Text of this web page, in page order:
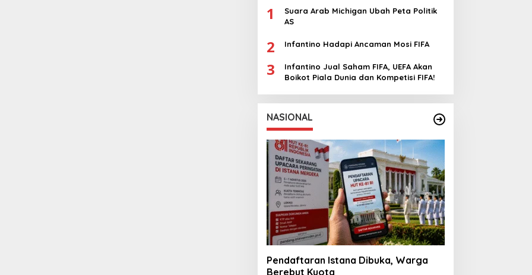
1
Suara Arab Michigan Ubah Peta Politik
AS
2 Infantino Hadapi Ancaman Mosi FIFA
3
Infantino Jual Saham FIFA, UEFA Akan
Boikot Piala Dunia dan Kompetisi FIFA!
NASIONAL
Pendaftaran Istana Dibuka, Warga
Berebut Kuota